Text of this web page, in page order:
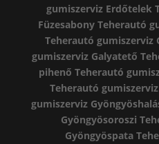
gumiszerviz Erdőtelek
Füzesabony Teherautó
Teherautó gumiszerviz
gumiszerviz Galyatető
pihenő Teherautó
Teherautó
gumiszerviz
Gyöngyösoroszi
Gyöngyöspata